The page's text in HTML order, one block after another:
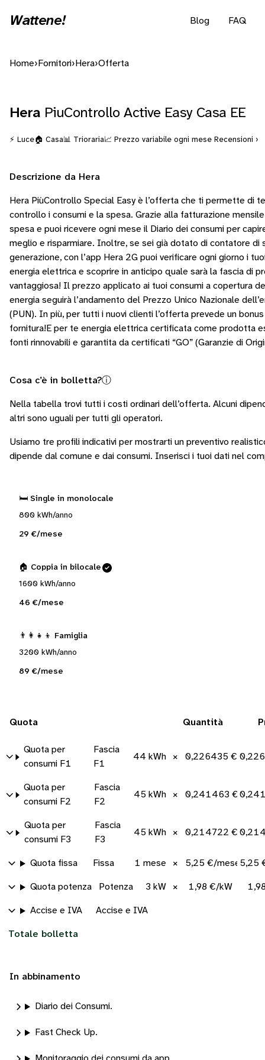
Wattene! Blog FAQ
Home› Fornitori› Hera›Offerta
Hera PiuControllo Active Easy Casa EE
⚡ Luce🏠 Casa📊 Trioraria📈 Prezzo variabile ogni mese Recensioni ›
Descrizione da Hera
Hera PiùControllo Special Easy è l’offerta che ti permette di
controllo i consumi e la spesa. Grazie alla fatturazione
spesa e puoi ricevere ogni mese il Diario dei consumi per
meglio e risparmiare. Inoltre, se sei già dotato di contatore di
generazione, con l’app Hera 2G puoi verificare ogni giorno i
energia elettrica e scoprire in anticipo quale sarà la fascia di
vantaggiosa! Il prezzo applicato ai tuoi consumi a copertura
energia seguirà l’andamento del Prezzo Unico Nazionale
(PUN). In più, per tutti i nuovi clienti l’offerta prevede un
fornitura!E per te energia elettrica certificata come prodotta
fonti rinnovabili e garantita da certificati “GO” (Garanzie di
Cosa c’è in bolletta?ⓘ
Nella tabella trovi tutti i costi ordinari dell’offerta. Alcuni
altri sono uguali per tutti gli operatori.
Usiamo tre profili indicativi per mostrarti un preventivo
dipende dal comune e dai consumi. Inserisci i tuoi dati nel
🛏️ Single in monolocale
800 kWh/anno
29 €/mese
🏠 Coppia in bilocale
1600 kWh/anno
46 €/mese
👨‍👩‍👧‍👦 Famiglia
3200 kWh/anno
89 €/mese
Quota Quantità
Quota per
consumi F1
Fascia
F1
44 kWh × 0,226435 €/kWh
Quota per
consumi F2
Fascia
F2
45 kWh × 0,241463 €/kWh
Quota per
consumi F3
Fascia
F3
45 kWh × 0,214722 €/kWh
Quota fissa Fissa 1 mese × 5,25 €/mese 5,25
Quota potenza Potenza 3 kW × 1,98 €/kW
Accise e IVA Accise e IVA
Totale bolletta
In abbinamento
Diario dei Consumi.
Fast Check Up.